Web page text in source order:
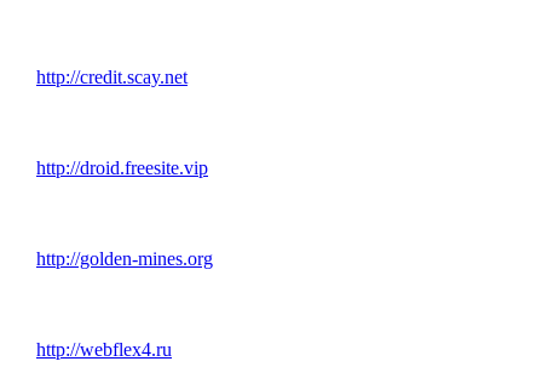
http://credit.scay.net
http://droid.freesite.vip
http://golden-mines.org
http://webflex4.ru